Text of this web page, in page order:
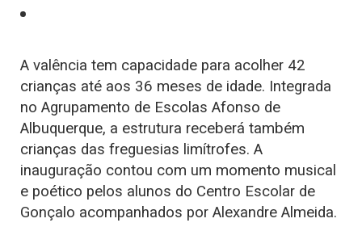
A valência tem capacidade para acolher 42
crianças até aos 36 meses de idade. Integrada
no Agrupamento de Escolas Afonso de
Albuquerque, a estrutura receberá também
crianças das freguesias limítrofes. A
inauguração contou com um momento musical
e poético pelos alunos do Centro Escolar de
Gonçalo acompanhados por Alexandre Almeida.